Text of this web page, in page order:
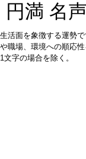
円満 名
生活面を象徴する運勢
や職場、環境への順応
1文字の場合を除く。